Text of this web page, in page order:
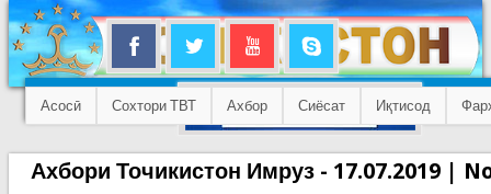
Асосӣ Сохтори ТВТ Ахбор Сиёсат Иқтисод
Ахбори Точикистон Имруз - 17.07.2019 |